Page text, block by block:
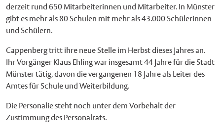
derzeit rund 650 Mitarbeiterinnen und Mitarbeiter. In Münster
gibt es mehr als 80 Schulen mit mehr als 43.000 Schülerinnen
und Schülern.
Cappenberg tritt ihre neue Stelle im Herbst dieses Jahres an.
Ihr Vorgänger Klaus Ehling war insgesamt 44 Jahre für die Stadt
Münster tätig, davon die vergangenen 18 Jahre als Leiter des
Amtes für Schule und Weiterbildung.
Die Personalie steht noch unter dem Vorbehalt der
Zustimmung des Personalrats.